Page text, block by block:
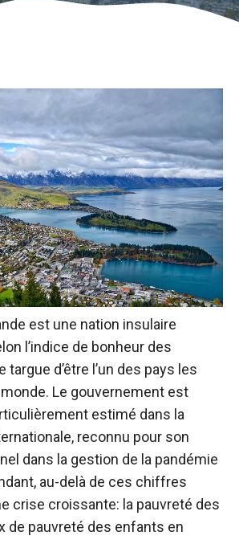
est une nation insulaire
l’indice de bonheur des
targue d’être l’un des pays les
Le gouvernement est
estimé dans la
reconnu pour son
dans la gestion de la pandémie
au-delà de ces chiffres
crise croissante: la pauvreté des
de pauvreté des enfants en